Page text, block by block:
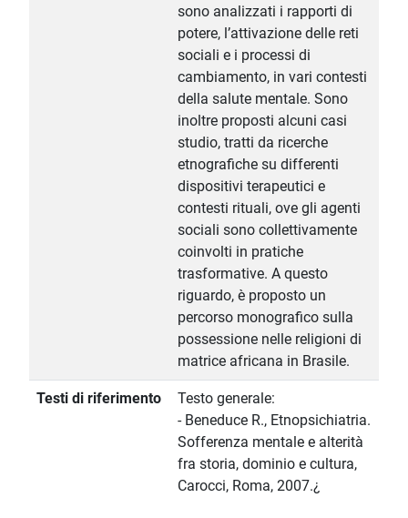
sono analizzati i rapporti di
potere, l’attivazione delle reti
sociali e i processi di
cambiamento, in vari contesti
della salute mentale. Sono
inoltre proposti alcuni casi
studio, tratti da ricerche
etnografiche su differenti
dispositivi terapeutici e
contesti rituali, ove gli agenti
sociali sono collettivamente
coinvolti in pratiche
trasformative. A questo
riguardo, è proposto un
percorso monografico sulla
possessione nelle religioni di
matrice africana in Brasile.
Testi di riferimento
Testo generale:
- Beneduce R., Etnopsichiatria.
Sofferenza mentale e alterità
fra storia, dominio e cultura,
Carocci, Roma, 2007.¿